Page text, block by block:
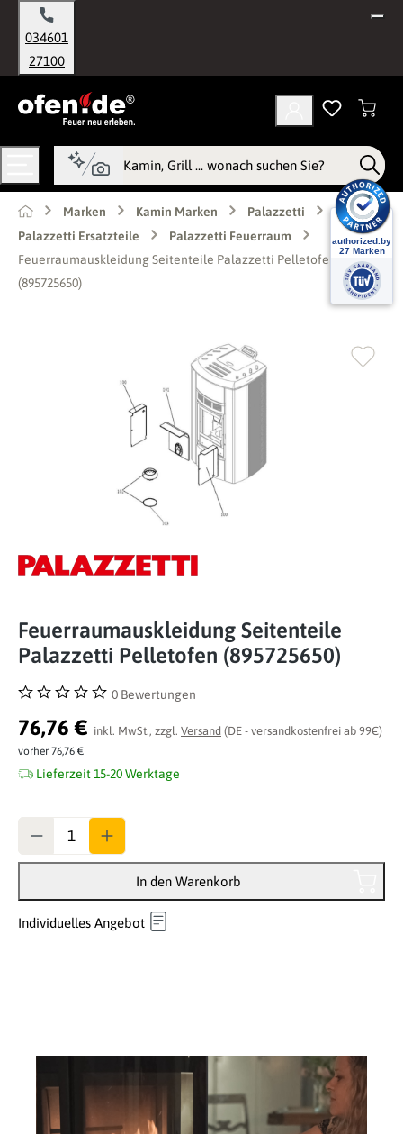
springen
034601
27100
Marken Kamin Marken
Palazzetti
Palazzetti Ersatzteile
Palazzetti Feuerraum
Feuerraumauskleidung Seitenteile Palazzetti Pelletofen
(895725650)
Feuerraumauskleidung Seitenteile
Palazzetti Pelletofen (895725650)
Durchschnittliche Bewertung von 0 von 5 Sternen
0 Bewertungen
76,76 € inkl. MwSt., zzgl. Versand (DE - versandkostenfrei ab 99€)
vorher 76,76 €
Lieferzeit 15-20 Werktage
In den Warenkorb
Individuelles Angebot